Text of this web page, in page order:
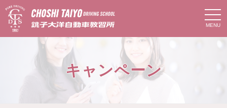
t
o
g
g
キャンペーン